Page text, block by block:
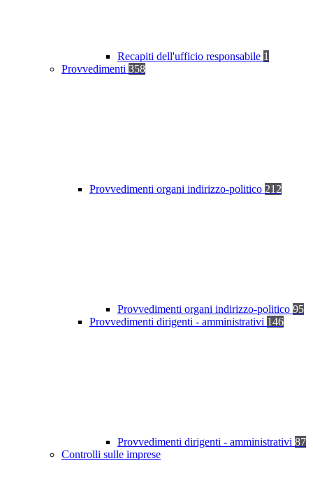
Recapiti dell'ufficio responsabile 1
Provvedimenti 358
Provvedimenti organi indirizzo-politico 212
Provvedimenti organi indirizzo-politico 95
Provvedimenti dirigenti - amministrativi 146
Provvedimenti dirigenti - amministrativi 87
Controlli sulle imprese